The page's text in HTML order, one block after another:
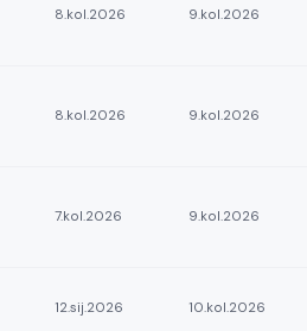
8.kol.2026 9.kol.2026
8.kol.2026 9.kol.2026
7.kol.2026 9.kol.2026
12.sij.2026 10.kol.2026